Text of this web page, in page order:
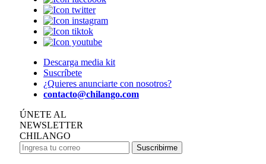
Descarga media kit
Suscríbete
¿Quieres anunciarte con nosotros?
contacto@chilango.com
ÚNETE AL
NEWSLETTER
CHILANGO
Suscribirme